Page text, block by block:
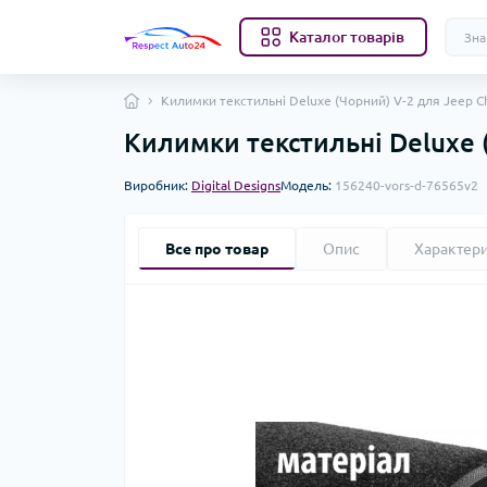
Каталог товарів
Килимки текстильні Deluxe (Чорний) V-2 для Jeep
Килимки текстильні
Виробник: Digital DesignsМодель: 156240-vors-d-76565v2
Все про товар Опис